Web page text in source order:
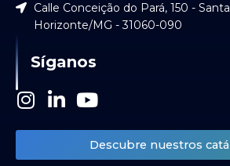
Calle Conceição do Pará, 150 -
Horizonte/MG - 31060-090
Síganos
I
s
t
L
n
k
Y
u
t
Descubre nuestros